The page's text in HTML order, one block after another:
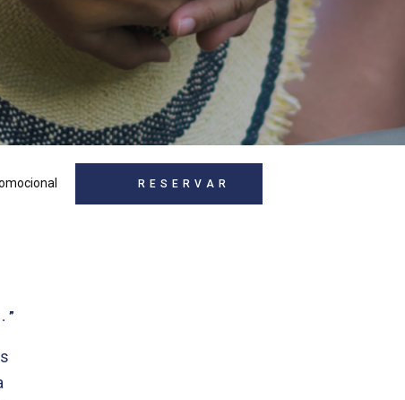
RESERVAR